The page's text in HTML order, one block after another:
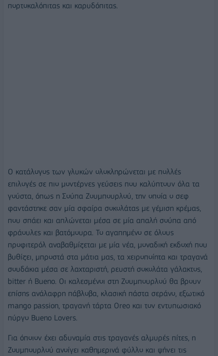
πορτοκαλόπιτας και καρυδόπιτας.
Ο κατάλογος των γλυκών ολοκληρώνεται με πολλές
επιλογές σε πιο μοντέρνες γεύσεις που καλύπτουν όλα τα
γούστα, όπως η Σούπα Ζουμπουρλού, την οποία ο σεφ
φαντάστηκε σαν μία σφαίρα σοκολάτας με γέμιση κρέμας,
που σπάει και απλώνεται μέσα σε μία απαλή σούπα από
φράουλες και βατόμουρα. Το αγαπημένο σε όλους
προφιτερόλ αναβαθμίζεται με μία νέα, μοναδική εκδοχή που
βυθίζει, μπροστά στα μάτια μας, τα χειροποίητα και τραγανά
σουδάκια μέσα σε λαχταριστή, ρευστή σοκολάτα γάλακτος,
bitter ή Βueno. Οι καλεσμένοι στη Ζουμπουρλού θα βρουν
επίσης ανάλαφρη πάβλοβα, κλασική πάστα σεράνο, εξωτικό
mango passion, τραγανή τάρτα Oreo και τον εντυπωσιακό
πύργο Bueno Lovers.
Για όποιον έχει αδυναμία στις τραγανές αλμυρές πίτες, η
Ζουμπουρλού ανοίγει καθημερινά φύλλο και ψήνει τις